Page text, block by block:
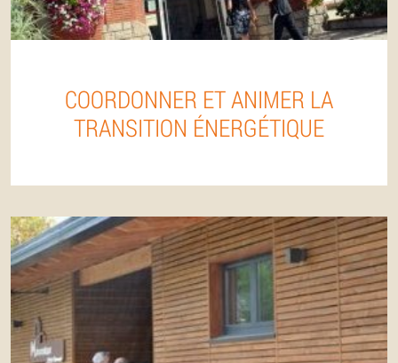
COORDONNER ET ANIMER LA
TRANSITION ÉNERGÉTIQUE